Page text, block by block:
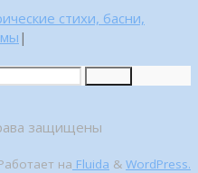
стихи, басни,
|
защищены
на Fluida & WordPress.